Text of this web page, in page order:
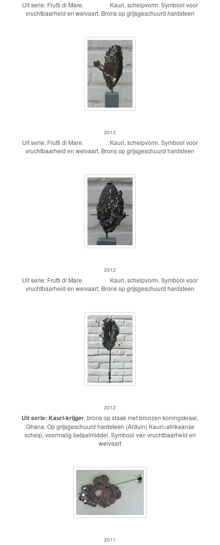
Uit serie: Frutti di Mare. Kauri, schelpvorm. Symbool voor
vruchtbaarheid en welvaart. Brons op grijsgeschuurd hardsteen
2012
Uit serie: Frutti di Mare. Kauri, schelpvorm. Symbool voor
vruchtbaarheid en welvaart. Brons op grijsgeschuurd hardsteen
2012
Uit serie: Frutti di Mare. Kauri, schelpvorm. Symbool voor
vruchtbaarheid en welvaart. Brons op grijsgeschuurd hardsteen
2012
Uit serie: Kauri-krijger, brons op staak met bronzen koningskraal,
Ghana. Op grijsgeschuurd hardsteen (Arduin) Kauri=afrikaanse
schelp, voormalig betaalmiddel. Symbool van vruchtbaarheid en
welvaart
2011